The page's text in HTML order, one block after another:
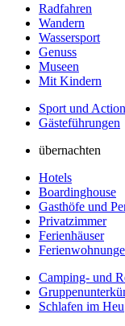
Radfahren
Wandern
Wassersport
Genuss
Museen
Mit Kindern
Sport und Action
Gästeführungen
übernachten
Hotels
Boardinghouse
Gasthöfe und
Privatzimmer
Ferienhäuser
Camping- und
Schlafen im Heu